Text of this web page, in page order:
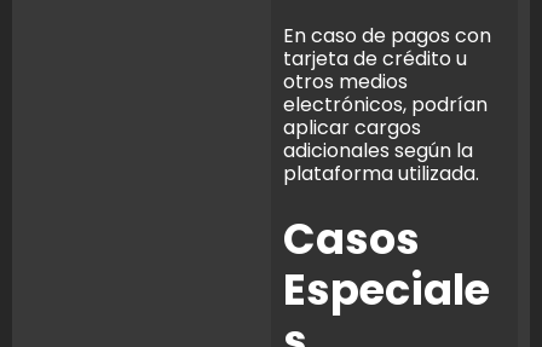
En caso de pagos con
tarjeta de crédito u
otros medios
electrónicos, podrían
aplicar cargos
adicionales según la
plataforma utilizada.
Casos
Especiale